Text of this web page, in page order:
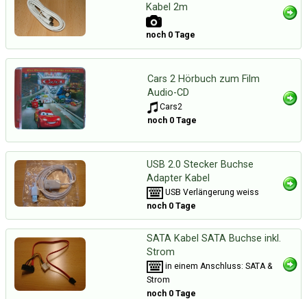
Kabel 2m
noch 0 Tage
Cars 2 Hörbuch zum Film
Audio-CD
Cars2
noch 0 Tage
USB 2.0 Stecker Buchse
Adapter Kabel
USB Verlängerung weiss
noch 0 Tage
SATA Kabel SATA Buchse inkl.
Strom
in einem Anschluss: SATA &
Strom
noch 0 Tage